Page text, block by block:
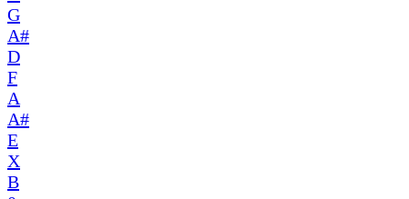
G
A#
D
F
A
A#
E
X
B